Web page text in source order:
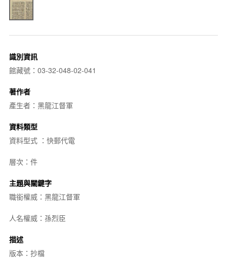
識別資訊
館藏號：03-32-048-02-041
著作者
產生者：黑龍江督軍
資料類型
資料型式 ：快郵代電
層次：件
主題與關鍵字
職銜權威：黑龍江督軍
人名權威：孫烈臣
描述
版本：抄檔